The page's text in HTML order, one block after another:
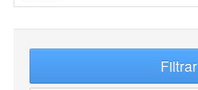
Filtrar